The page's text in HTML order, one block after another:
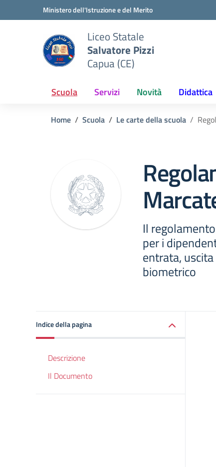
Vai ai contenuti
Vai al menu di navigazioneMinistero dell'Istruzione e del Merito
Liceo Statale
Salvatore Pizzi
Capua (CE)
Scuola Servizi Novità Didattica
Home Scuola Le carte della scuola
Il
per i
entrata,
biometrico
Indice della pagina
Descrizione
Il Documento